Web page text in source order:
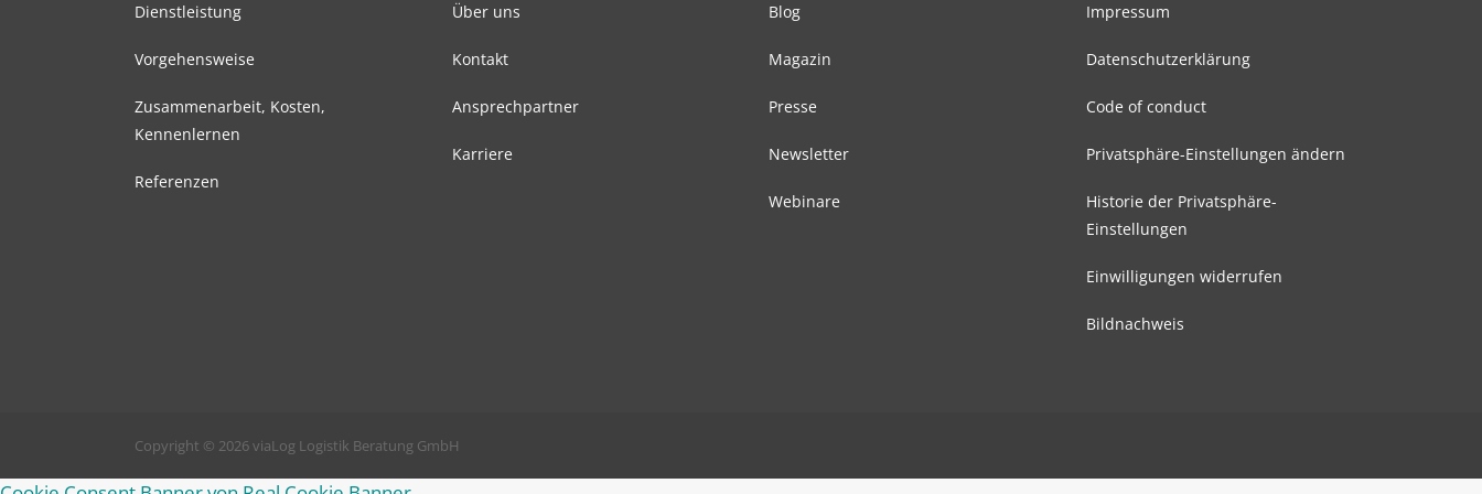
Dienstleistung
Vorgehensweise
Zusammenarbeit, Kosten,
Kennenlernen
Referenzen
Über uns
Kontakt
Ansprechpartner
Karriere
Blog
Magazin
Presse
Newsletter
Webinare
Impressum
Datenschutzerklärung
Code of conduct
Privatsphäre-Einstellungen ändern
Historie der Privatsphäre-
Einstellungen
Einwilligungen widerrufen
Bildnachweis
Copyright © 2026 viaLog Logistik Beratung GmbH